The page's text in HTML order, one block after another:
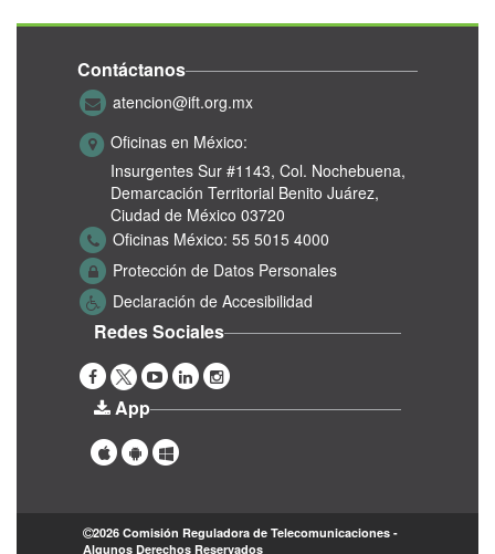
Contáctanos
atencion@ift.org.mx
Oficinas en México:
Insurgentes Sur #1143, Col. Nochebuena,
Demarcación Territorial Benito Juárez,
Ciudad de México 03720
Oficinas México: 55 5015 4000
Protección de Datos Personales
Declaración de Accesibilidad
Redes Sociales
App
2026 Comisión Reguladora de Telecomunicaciones -
Algunos Derechos Reservados